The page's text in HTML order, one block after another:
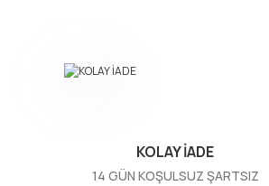
KOLAY İADE
14 GÜN KOŞULSUZ ŞARTSIZ